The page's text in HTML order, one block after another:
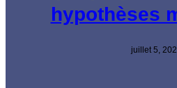
hypothèses
juillet 5,